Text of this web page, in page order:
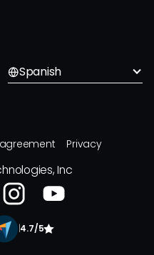
Spanish
Privacy
Inc
4.7/5